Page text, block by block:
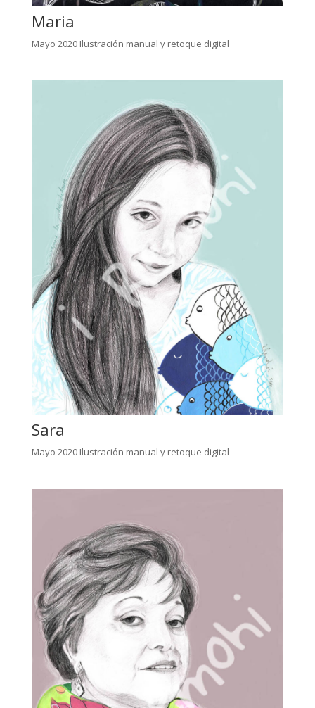
Maria
Mayo 2020 Ilustración manual y retoque digital
Sara
Mayo 2020 Ilustración manual y retoque digital